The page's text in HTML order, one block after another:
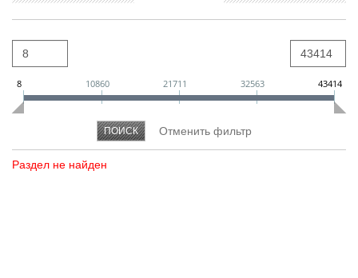
8 10860 21711 32563 43414
Раздел не найден